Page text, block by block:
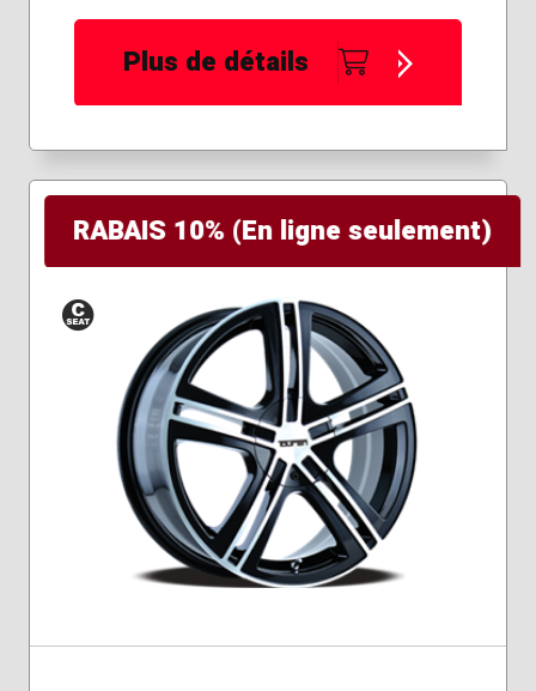
Plus de détails
RABAIS 10% (En ligne seulement)
Siège
conique